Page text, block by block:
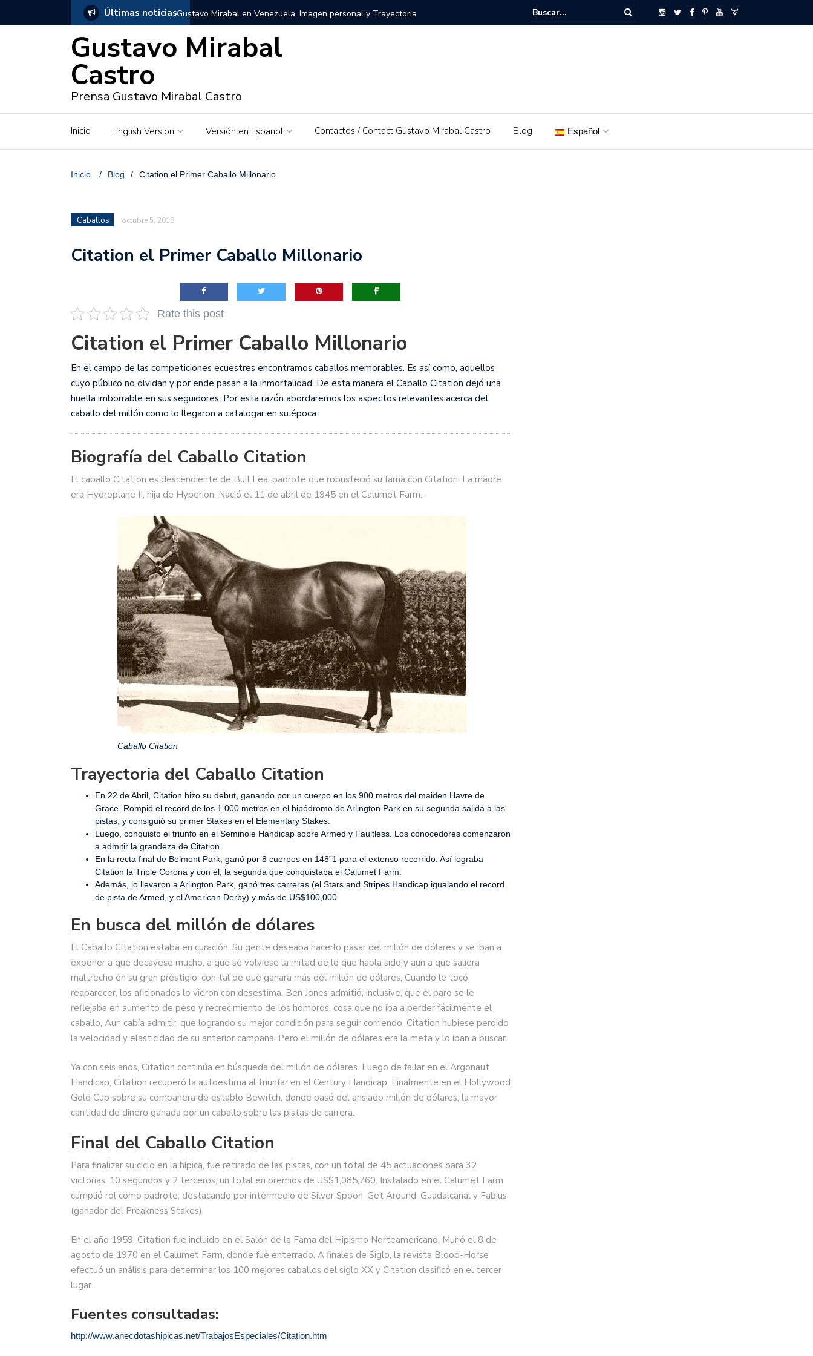
Últimas noticiasGustavo Mirabal en Venezuela, Imagen personal y Trayectoria
Gustavo Mirabal y Venezuela: Un amor por su tierra natal
Redes sociales y web para la educación financiera de Gustavo Mirabal
Gustavo Mirabal Bustillos, el padre de Gustavo Mirabal
justicia en Venezuela, Tribunales y el Tribunal Supremo de Justicia
Gustavo Mirabal
Castro
Prensa Gustavo Mirabal Castro
Inicio English Version Versión en Español Contactos / Contact Gustavo Mirabal Castro Blog Español
Inicio / Blog / Citation el Primer Caballo Millonario
Caballos octubre 5, 2018
Citation el Primer Caballo Millonario
Rate this post
Citation el Primer Caballo Millonario
En el campo de las competiciones ecuestres encontramos caballos memorables. Es así como, aquellos
cuyo público no olvidan y por ende pasan a la inmortalidad. De esta manera el Caballo Citation dejó una
huella imborrable en sus seguidores. Por esta razón abordaremos los aspectos relevantes acerca del
caballo del millón como lo llegaron a catalogar en su época.
Biografía del Caballo Citation
El caballo Citation es descendiente de Bull Lea, padrote que robusteció su fama con Citation. La madre
era Hydroplane II, hija de Hyperion. Nació el 11 de abril de 1945 en el Calumet Farm.
Caballo Citation
Trayectoria del Caballo Citation
En 22 de Abril, Citation hizo su debut, ganando por un cuerpo en los 900 metros del maiden Havre de
Grace. Rompió el record de los 1.000 metros en el hipódromo de Arlington Park en su segunda salida a las
pistas, y consiguió su primer Stakes en el Elementary Stakes.
Luego, conquisto el triunfo en el Seminole Handicap sobre Armed y Faultless. Los conocedores comenzaron
a admitir la grandeza de Citation.
En la recta final de Belmont Park, ganó por 8 cuerpos en 148”1 para el extenso recorrido. Así lograba
Citation la Triple Corona y con él, la segunda que conquistaba el Calumet Farm.
Además, lo llevaron a Arlington Park, ganó tres carreras (el Stars and Stripes Handicap igualando el record
de pista de Armed, y el American Derby) y más de US$100,000.
En busca del millón de dólares
El Caballo Citation estaba en curación, Su gente deseaba hacerlo pasar del millón de dólares y se iban a
exponer a que decayese mucho, a que se volviese la mitad de lo que habla sido y aun a que saliera
maltrecho en su gran prestigio, con tal de que ganara más del millón de dólares, Cuando le tocó
reaparecer, los aficionados lo vieron con desestima. Ben Jones admitió, inclusive, que el paro se le
reflejaba en aumento de peso y recrecimiento de los hombros, cosa que no iba a perder fácilmente el
caballo, Aun cabía admitir, que logrando su mejor condición para seguir corriendo, Citation hubiese perdido
la velocidad y elasticidad de su anterior campaña. Pero el millón de dólares era la meta y lo iban a buscar.
Ya con seis años, Citation continúa en búsqueda del millón de dólares. Luego de fallar en el Argonaut
Handicap, Citation recuperó la autoestima al triunfar en el Century Handicap. Finalmente en el Hollywood
Gold Cup sobre su compañera de establo Bewitch, donde pasó del ansiado millón de dólares, la mayor
cantidad de dinero ganada por un caballo sobre las pistas de carrera.
Final del Caballo Citation
Para finalizar su ciclo en la hípica, fue retirado de las pistas, con un total de 45 actuaciones para 32
victorias, 10 segundos y 2 terceros, un total en premios de US$1,085,760. Instalado en el Calumet Farm
cumplió rol como padrote, destacando por intermedio de Silver Spoon, Get Around, Guadalcanal y Fabius
(ganador del Preakness Stakes).
En el año 1959, Citation fue incluido en el Salón de la Fama del Hipismo Norteamericano. Murió el 8 de
agosto de 1970 en el Calumet Farm, donde fue enterrado. A finales de Siglo, la revista Blood-Horse
efectuó un análisis para determinar los 100 mejores caballos del siglo XX y Citation clasificó en el tercer
lugar.
Fuentes consultadas:
http://www.anecdotashipicas.net/TrabajosEspeciales/Citation.htm